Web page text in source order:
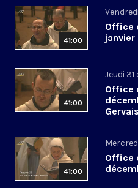
41:00
Office
janvier
41:00
Jeudi
Office
Gervais
41:00
Office